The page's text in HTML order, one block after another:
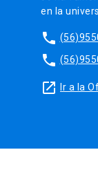
en la
phone
phone
launch Ir a la